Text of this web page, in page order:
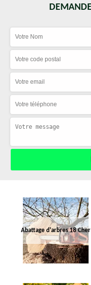
Abattage d'arbres 18 Cher